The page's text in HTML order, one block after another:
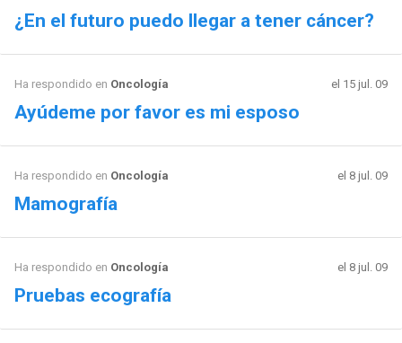
¿En el futuro puedo llegar a tener cáncer?
Ha respondido en Oncología el 15 jul. 09
Ayúdeme por favor es mi esposo
Ha respondido en Oncología el 8 jul. 09
Mamografía
Ha respondido en Oncología el 8 jul. 09
Pruebas ecografía